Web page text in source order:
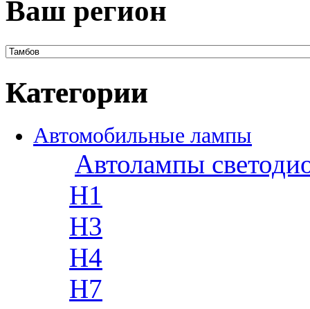
Ваш регион
Категории
Автомобильные лампы
Автолампы
H1
H3
H4
H7